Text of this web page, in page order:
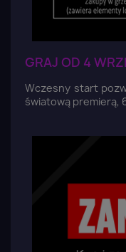
GRAJ OD 4
Wczesny start
światową premierą,